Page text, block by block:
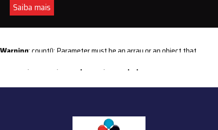
Saiba mais
Warning: count(): Parameter must be an array or an object that
content/themes/sintequimica/index.php